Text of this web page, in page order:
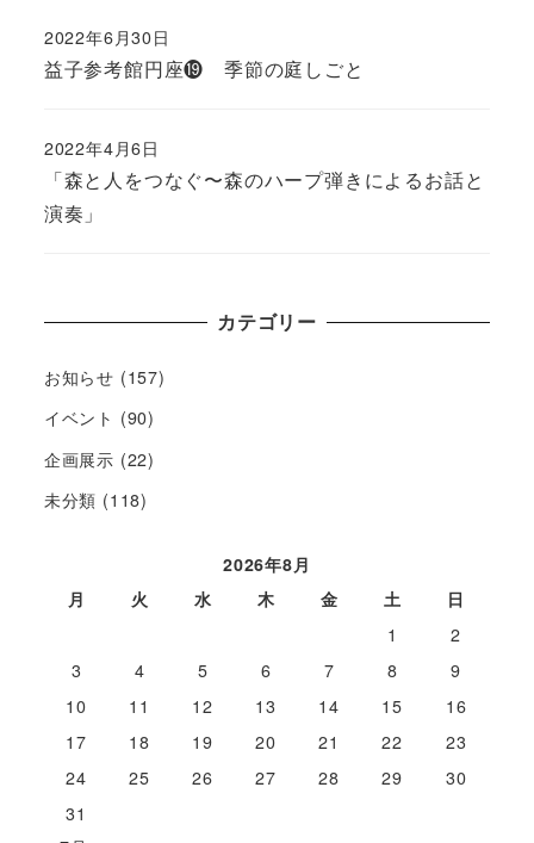
益子参考館円座⓳ 季節の庭しごと
2022年6月30日
「森と人をつなぐ〜森のハープ弾きによるお話と
演奏」
2022年4月6日
カテゴリー
お知らせ (157)
イベント (90)
企画展示 (22)
未分類 (118)
2026年8月
月
火 水 木 金 土
日
1
2
3
4 5 6 7 8
9
10
11 12 13 14 15
16
17
18 19 20 21 22
23
24
25 26 27 28 29
30
31